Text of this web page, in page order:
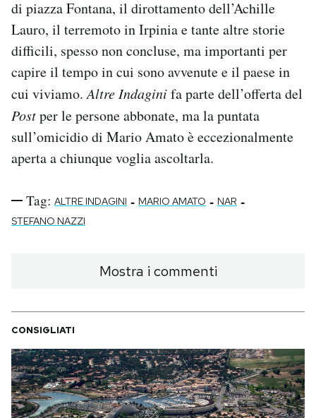
di piazza Fontana, il dirottamento dell’Achille
Lauro, il terremoto in Irpinia e tante altre storie
difficili, spesso non concluse, ma importanti per
capire il tempo in cui sono avvenute e il paese in
cui viviamo.Altre Indaginifa parte dell’offerta del
Postper le persone abbonate, ma la puntata
sull’omicidio di Mario Amato è eccezionalmente
aperta a chiunque voglia ascoltarla.
Tag: ALTRE INDAGINI - MARIO AMATO - NAR -
STEFANO NAZZI
Mostra i commenti
CONSIGLIATI